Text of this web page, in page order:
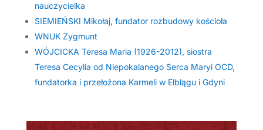
nauczycielka
SIEMIEŃSKI Mikołaj, fundator rozbudowy kościoła
WNUK Zygmunt
WÓJCICKA Teresa Maria (1926-2012), siostra
Teresa Cecylia od Niepokalanego Serca Maryi OCD,
fundatorka i przełożona Karmeli w Elblągu i Gdyni